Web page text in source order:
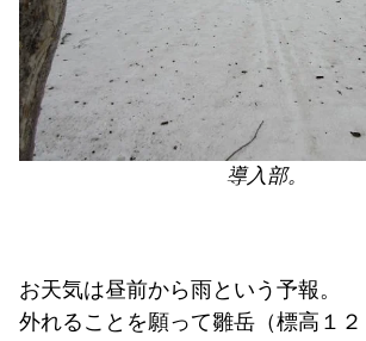
導入部。
お天気は昼前から雨という予報。
外れることを願って雛岳（標高１２